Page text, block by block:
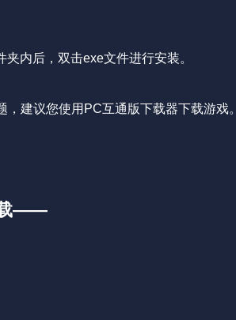
内后，双击exe文件进行安装。
建议您使用PC互通版下载器下载游戏。
——